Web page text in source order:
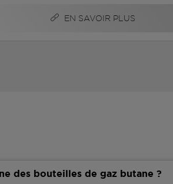
EN SAVOIR PLUS
des bouteilles de gaz butane ?